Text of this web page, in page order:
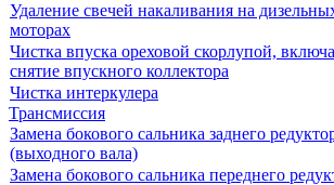
Удаление свечей накаливания на
моторах
Чистка впуска ореховой скорлупой,
снятие впускного коллектора
Чистка интеркулера
Трансмиссия
Замена бокового сальника заднего
(выходного вала)
Замена бокового сальника переднего